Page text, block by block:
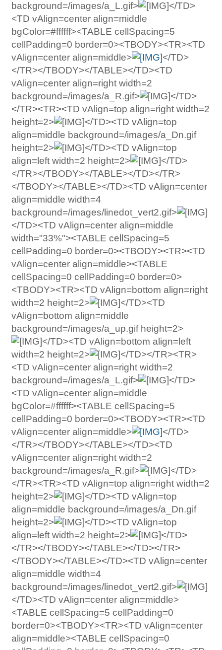
background=/images/a_L.gif>
</TD>
<TD vAlign=center align=middle
bgColor=#ffffff><TABLE cellSpacing=5
cellPadding=0 border=0><TBODY><TR><TD
vAlign=center align=middle>
</TD>
</TR></TBODY></TABLE></TD><TD
vAlign=center align=right width=2
background=/images/a_R.gif>
</TD>
</TR><TR><TD vAlign=top align=right width=2
height=2>
</TD><TD vAlign=top
align=middle background=/images/a_Dn.gif
height=2>
</TD><TD vAlign=top
align=left width=2 height=2>
</TD>
</TR></TBODY></TABLE></TD></TR>
</TBODY></TABLE></TD><TD vAlign=center
align=middle width=4
background=/images/linedot_vert2.gif>
</TD><TD vAlign=center align=middle
width="33%"><TABLE cellSpacing=5
cellPadding=0 border=0><TBODY><TR><TD
vAlign=center align=middle><TABLE
cellSpacing=0 cellPadding=0 border=0>
<TBODY><TR><TD vAlign=bottom align=right
width=2 height=2>
</TD><TD
vAlign=bottom align=middle
background=/images/a_up.gif height=2>
</TD><TD vAlign=bottom align=left
width=2 height=2>
</TD></TR><TR>
<TD vAlign=center align=right width=2
background=/images/a_L.gif>
</TD>
<TD vAlign=center align=middle
bgColor=#ffffff><TABLE cellSpacing=5
cellPadding=0 border=0><TBODY><TR><TD
vAlign=center align=middle>
</TD>
</TR></TBODY></TABLE></TD><TD
vAlign=center align=right width=2
background=/images/a_R.gif>
</TD>
</TR><TR><TD vAlign=top align=right width=2
height=2>
</TD><TD vAlign=top
align=middle background=/images/a_Dn.gif
height=2>
</TD><TD vAlign=top
align=left width=2 height=2>
</TD>
</TR></TBODY></TABLE></TD></TR>
</TBODY></TABLE></TD><TD vAlign=center
align=middle width=4
background=/images/linedot_vert2.gif>
</TD><TD vAlign=center align=middle>
<TABLE cellSpacing=5 cellPadding=0
border=0><TBODY><TR><TD vAlign=center
align=middle><TABLE cellSpacing=0